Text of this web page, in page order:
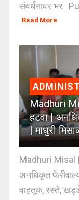
संवर्धनावर भर
Read More
Madhuri
हटवा |
| माधुरी
Madhuri Misal |
अनधिकृत
वाहतूक, रस्ते,